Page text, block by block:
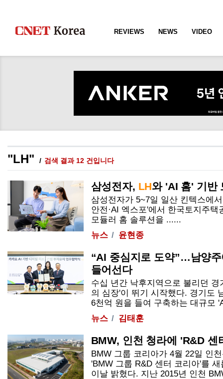
REVIEWS NEWS VIDEO
"LH" 검색 결과 12 건입니다
삼성전자, LH와 'AI 홈' 기반
삼성전자가 5~7일 일산 킨텍스에
안전·AI 엑스포'에서 한국토지주택
모듈러 홈 솔루션을 ......
뉴스
윤현종
“AI 중심지로 도약”…남양
들어선다
수십 년간 낙후지역으로 불리던
의 심장'이 뛰기 시작했다. 경기도
6천억 원을 들여 구축하는 대규모
뉴스
김태훈
BMW, 인천 청라에 'R&D 센
BMW 그룹 코리아가 4월 22일 인
'BMW 그룹 R&D 센터 코리아'를
이날 밝혔다. 지난 2015년 인천